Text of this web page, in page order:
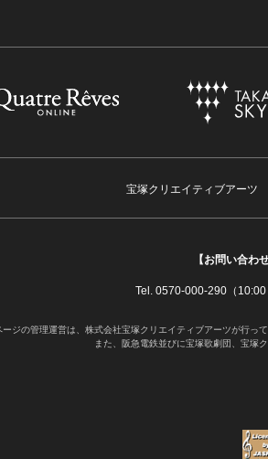
宝塚クリエイティブアーツ
【お問い合わせ
Tel. 0570-000-290（
ージの管理運営は、株式会社宝塚クリエイティブアーツが行っ
また、阪急電鉄並びに宝塚歌劇団、宝塚